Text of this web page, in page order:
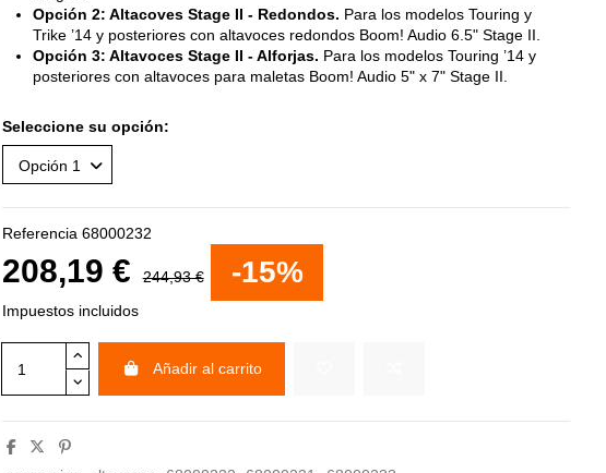
Opción 2: Altacoves Stage II - Redondos. Para los modelos Touring y
Trike ’14 y posteriores con altavoces redondos Boom! Audio 6.5" Stage II.
Opción 3: Altavoces Stage II - Alforjas. Para los modelos Touring ’14 y
posteriores con altavoces para maletas Boom! Audio 5" x 7" Stage II.
Seleccione su opción:
Referencia 68000232
208,19 € 244,93 € -15%
Impuestos incluidos
Añadir al carrito